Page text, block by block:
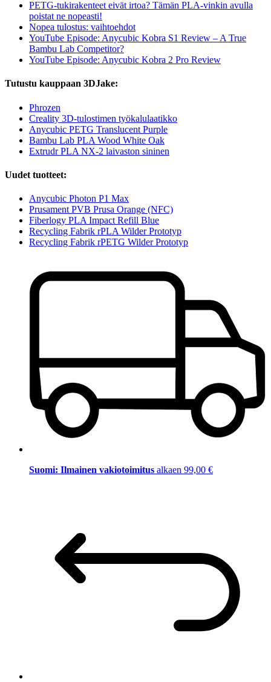
PETG-tukirakenteet eivät irtoa? Tämän PLA-vinkin avulla
poistat ne nopeasti!
Nopea tulostus: vaihtoehdot
YouTube Episode: Anycubic Kobra S1 Review – A True
Bambu Lab Competitor?
YouTube Episode: Anycubic Kobra 2 Pro Review
Tutustu kauppaan 3DJake:
Phrozen
Creality 3D-tulostimen työkalulaatikko
Anycubic PETG Translucent Purple
Bambu Lab PLA Wood White Oak
Extrudr PLA NX-2 laivaston sininen
Uudet tuotteet:
Anycubic Photon P1 Max
Prusament PVB Prusa Orange (NFC)
Fiberlogy PLA Impact Refill Blue
Recycling Fabrik rPLA Wilder Prototyp
Recycling Fabrik rPETG Wilder Prototyp
Suomi: Ilmainen vakiotoimitus alkaen 99,00 €